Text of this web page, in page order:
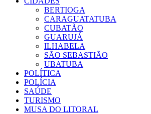
BERTIOGA
CARAGUATATUBA
CUBATÃO
GUARUJÁ
ILHABELA
SÃO SEBASTIÃO
UBATUBA
POLÍTICA
POLÍCIA
SAÚDE
TURISMO
MUSA DO LITORAL